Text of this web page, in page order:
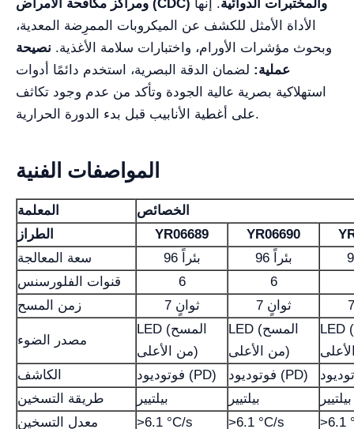
ومراكز مكافحة الأمراض (CDC) والمختبرات الدوائية. إنها
الأداة الأمثل للكشف عن الميكروبات الممرِضة المعدية،
وبحوث مؤشرات الأورام، واختبارات سلامة الأغذية. نصيحة
عملية: لضمان الدقة البصرية، استخدم دائمًا أدوات
استهلاكية بصرية عالية الجودة وتأكد من عدم وجود تكاثف
على أغطية الأنابيب قبل بدء الدورة الحرارية.
المواصفات الفنية
المعلمة
الخصائص
الطراز
YR06689 YR06690
سعة المعالجة
96 بئراً
96 بئراً
قنوات الفلورسنس
6
6
زمن المسح
7 ثوانٍ 7 ثوانٍ
مصدر الضوء
LED (المسح
من الأعلى)
LED (المسح
من الأعلى)
LED (المسح
الكاشف فوتوديود (PD)
فوتوديود (PD)
طريقة التسخين
بيلتيير بيلتيير
بيلتيير
معدل التسخين
>6.1 °C/s >6.1 °C/s
>6.1